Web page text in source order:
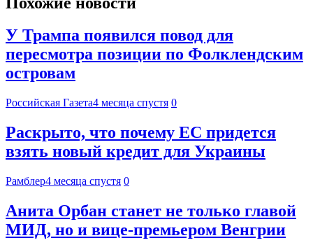
У Трампа появился повод для
пересмотра позиции по Фолклендским
островам
Российская Газета4 месяца спустя 0
Раскрыто, что почему ЕС придется
взять новый кредит для Украины
Рамблер4 месяца спустя 0
Анита Орбан станет не только главой
МИД, но и вице-премьером Венгрии